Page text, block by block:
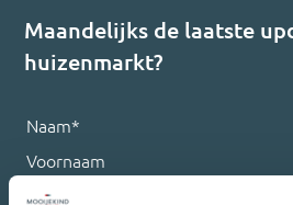
Maandelijks de laatste
huizenmarkt?
Naam*
Voornaam